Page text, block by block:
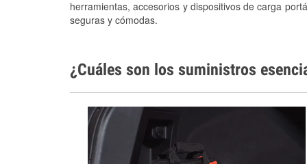
herramientas, accesorios y dispositivos de carga
seguras y cómodas.
¿Cuáles son los suministros